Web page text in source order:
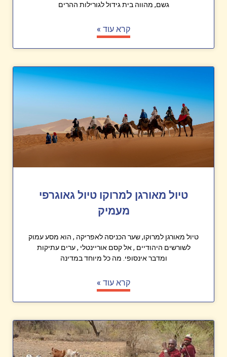
גשם, מהווה בית גידול לגורילות ההרים
קרא עוד »
טיול מאורגן למרוקו טיול גאוגרפי
מעמיק
טיול מאורגן למרוקו, שער הכניסה לאפריקה , הוא מסע עמוק
לשורשים היהודיים , אל קסם אוריינטלי , ערים עתיקות
ומדבר אינסופי. מה כל מיוחד במדינה
קרא עוד »